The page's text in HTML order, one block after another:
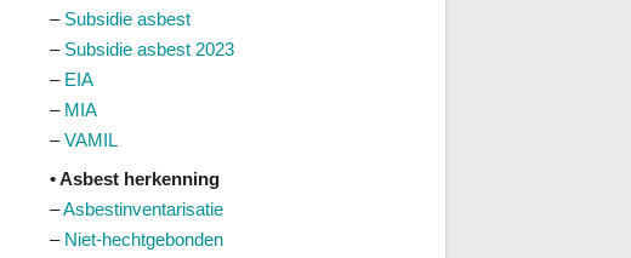
– Subsidie asbest
– Subsidie asbest 2023
– EIA
– MIA
–VAMIL
• Asbest herkenning
–Asbestinventarisatie
– Niet-hechtgebonden